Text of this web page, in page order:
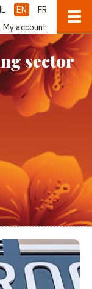
EN
FR
My account
sector